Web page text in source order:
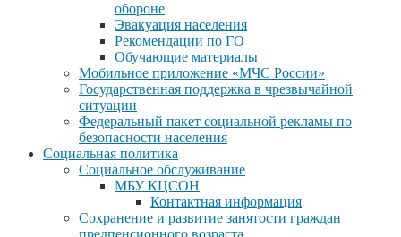
обороне
Эвакуация населения
Рекомендации по ГО
Обучающие материалы
Мобильное приложение «МЧС России»
Государственная поддержка в чрезвычайной
ситуации
Федеральный пакет социальной рекламы по
безопасности населения
Социальная политика
Социальное обслуживание
МБУ КЦСОН
Контактная информация
Сохранение и развитие занятости граждан
предпенсионного возраста